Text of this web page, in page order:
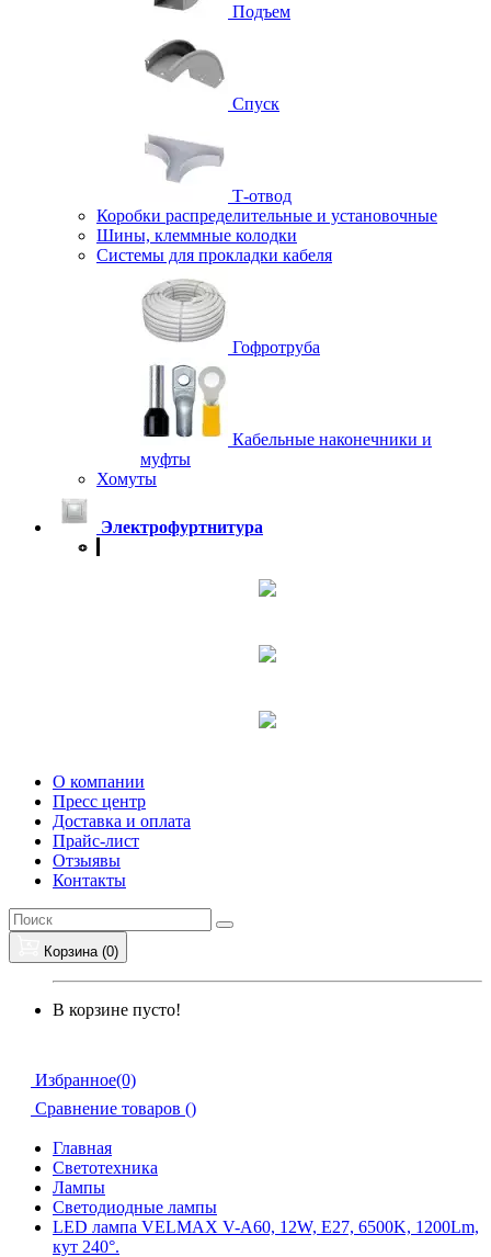
Подъем
Спуск
Т-отвод
Коробки распределительные и установочные
Шины, клеммные колодки
Системы для прокладки кабеля
Гофротруба
Кабельные наконечники и
муфты
Хомуты
Электрофуртнитура
О компании
Пресс центр
Доставка и оплата
Прайс-лист
Отзыявы
Контакты
Корзина (0)
В корзине пусто!
Избранное(0)
Сравнение товаров ()
Главная
Светотехника
Лампы
Светодиодные лампы
LED лампа VELMAX V-А60, 12W, E27, 6500K, 1200Lm,
кут 240°.